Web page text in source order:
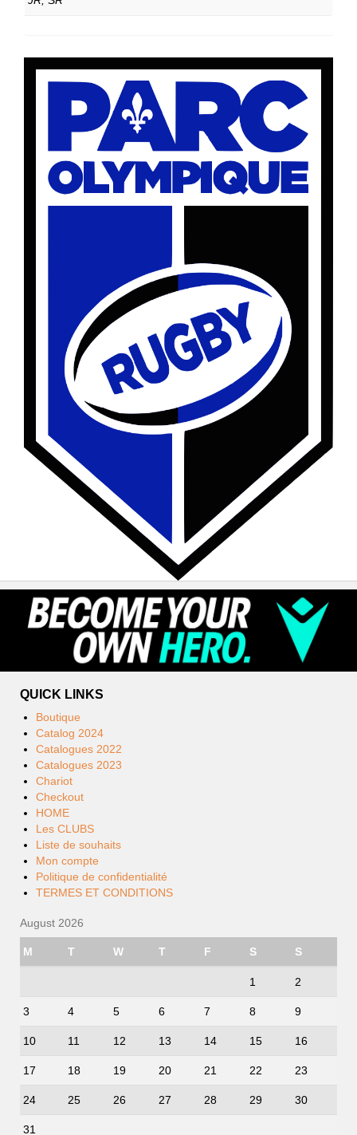
QUICK LINKS
Boutique
Catalog 2024
Catalogues 2022
Catalogues 2023
Chariot
Checkout
HOME
Les CLUBS
Liste de souhaits
Mon compte
Politique de confidentialité
TERMES ET CONDITIONS
August 2026
M T W T F S S
1 2
3 4 5 6 7 8 9
10 11 12 13 14 15 16
17 18 19 20 21 22 23
24 25 26 27 28 29 30
31